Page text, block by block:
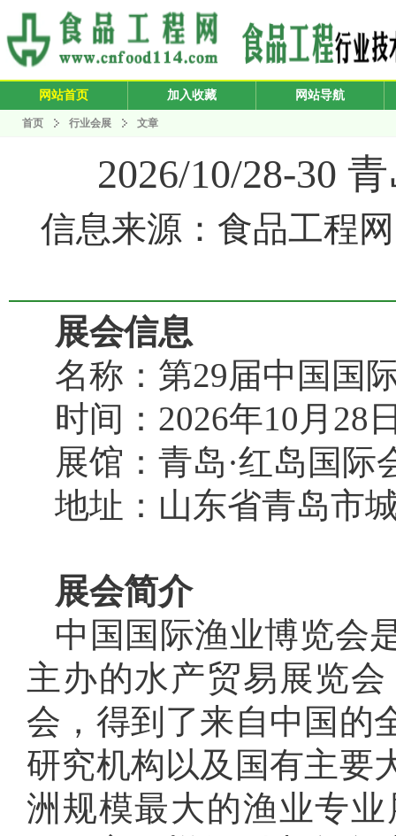
网站首页 加入收藏 网站导航
首页 行业会展 文章
2026/10/28-30
信息来源：食品工程
展会信息
名称：第29届中国国
时间：2026年10月28
展馆：青岛·红岛国际
地址：山东省青岛市
展会简介
中国国际渔业博览会
主办的水产贸易展览
会，得到了来自中国的
研究机构以及国有主要
洲规模最大的渔业专